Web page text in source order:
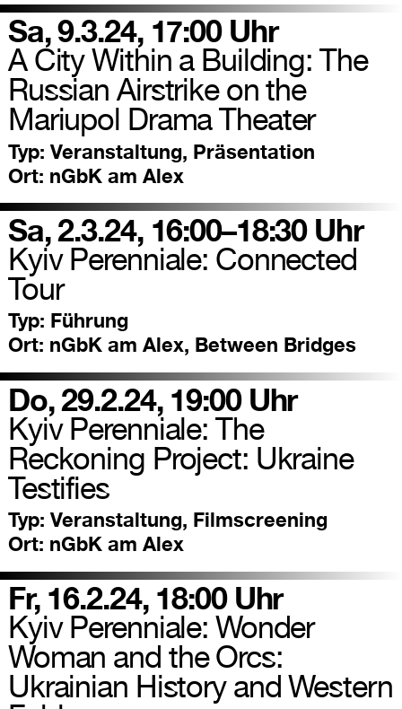
Sa, 9.3.24, 17:00 Uhr
A City Within a Building: The
Russian Airstrike on the
Mariupol Drama Theater
Typ: Veranstaltung, Präsentation
Ort: nGbK am Alex
Sa, 2.3.24, 16:00–18:30 Uhr
Kyiv Perenniale: Connected
Tour
Typ: Führung
Ort: nGbK am Alex, Between Bridges
Do, 29.2.24, 19:00 Uhr
Kyiv Perenniale: The
Reckoning Project: Ukraine
Testifies
Typ: Veranstaltung, Filmscreening
Ort: nGbK am Alex
Fr, 16.2.24, 18:00 Uhr
Kyiv Perenniale: Wonder
Woman and the Orcs:
Ukrainian History and Western